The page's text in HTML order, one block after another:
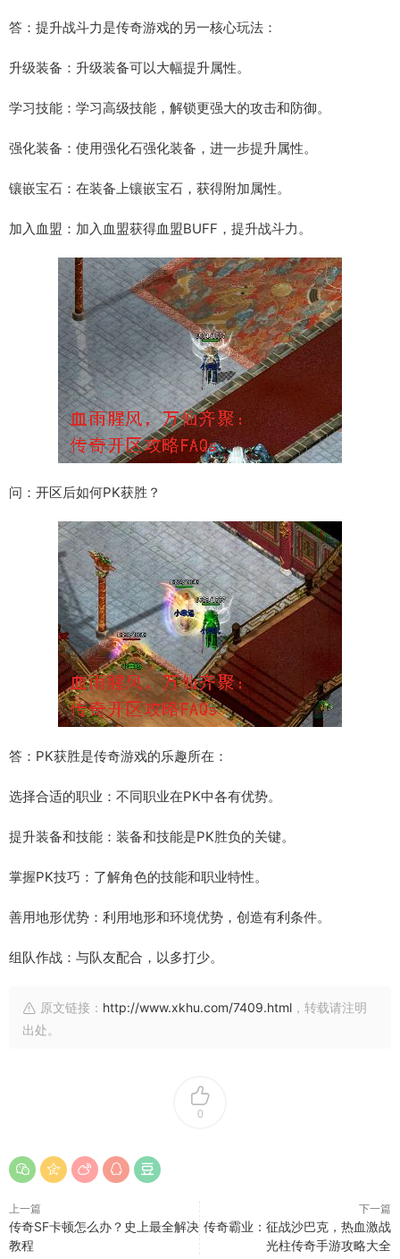
答：提升战斗力是传奇游戏的另一核心玩法：
升级装备：升级装备可以大幅提升属性。
学习技能：学习高级技能，解锁更强大的攻击和防御。
强化装备：使用强化石强化装备，进一步提升属性。
镶嵌宝石：在装备上镶嵌宝石，获得附加属性。
加入血盟：加入血盟获得血盟BUFF，提升战斗力。
问：开区后如何PK获胜？
答：PK获胜是传奇游戏的乐趣所在：
选择合适的职业：不同职业在PK中各有优势。
提升装备和技能：装备和技能是PK胜负的关键。
掌握PK技巧：了解角色的技能和职业特性。
善用地形优势：利用地形和环境优势，创造有利条件。
组队作战：与队友配合，以多打少。
原文链接： http://www.xkhu.com/7409.html ，转载请注明
出处。
0
上一篇
传奇SF卡顿怎么办？史上最全解决
教程
下一篇
传奇霸业：征战沙巴克，热血激战
光柱传奇手游攻略大全